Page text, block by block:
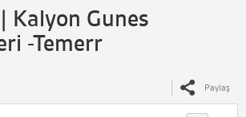
Kalyon Gunes
-Temerr
Paylaş